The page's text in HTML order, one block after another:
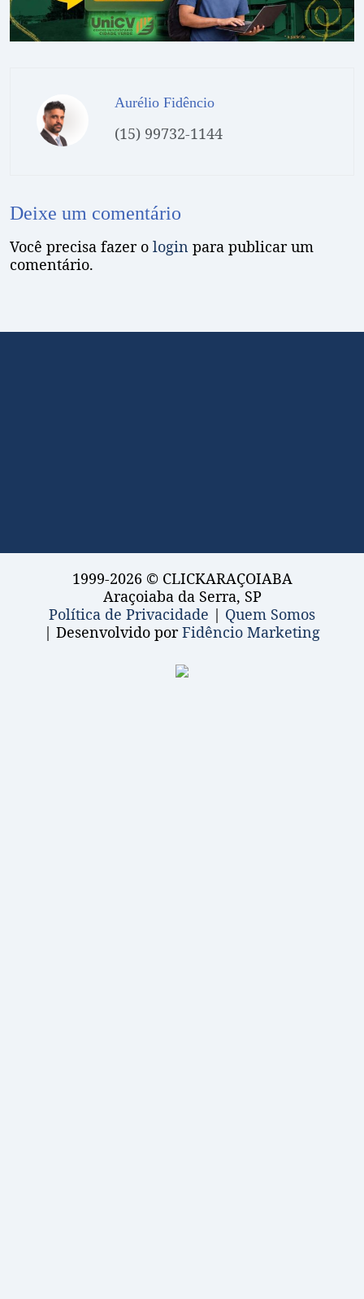
Aurélio Fidêncio
(15) 99732-1144
Deixe um comentário
Você precisa fazer o login para publicar um
comentário.
1999-2026 © CLICKARAÇOIABA
Araçoiaba da Serra, SP
Política de Privacidade | Quem Somos
| Desenvolvido porFidêncio Marketing